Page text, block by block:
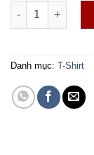
QV01 số lượng
Danh mục: T-Shirt